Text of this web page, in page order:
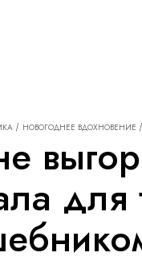
НОВОГОДНЕЕ ВДОХНОВЕНИЕ
для